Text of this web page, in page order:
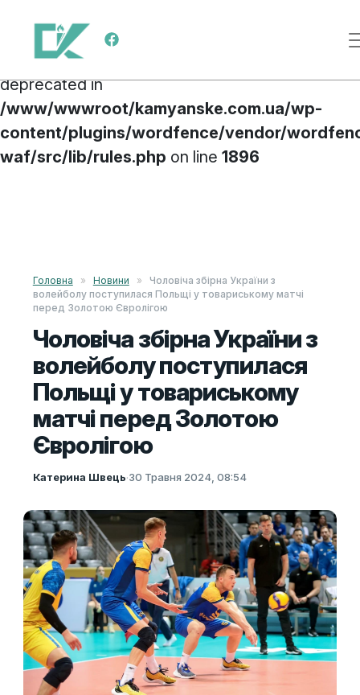
Deprecated
: preg_replace(): Passing null to
parameter #3 ($subject) of type array|string is
deprecated in
/www/wwwroot/kamyanske.com.ua/wp-
content/plugins/wordfence/vendor/
waf/src/lib/rules.php on line 1896
Main Navigation
Головна » Новини »
Чоловіча збірна України з
волейболу поступилася Польщі у товариському матчі
перед Золотою Євролігою
Чоловіча збірна України з
волейболу поступилася
Польщі у товариському
матчі перед Золотою
Євролігою
Катерина Швець·30 Травня 2024, 08:54